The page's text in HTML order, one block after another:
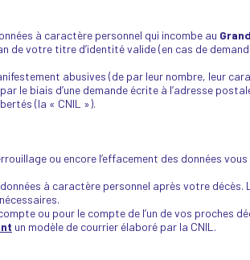
à caractère personnel qui incombe au
votre titre d’identité valide (en cas de
abusives (de par leur nombre, leur
le biais d’une demande écrite à l’adresse
(la « CNIL »).
ou encore l’effacement des données
à caractère personnel après votre décès.
ou pour le compte de l’un de vos proches
un modèle de courrier élaboré par la CNIL.